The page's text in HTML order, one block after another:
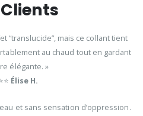
“translucide”, mais ce collant tient
au chaud tout en gardant
élégante. »
Élise H.
et sans sensation d’oppression.